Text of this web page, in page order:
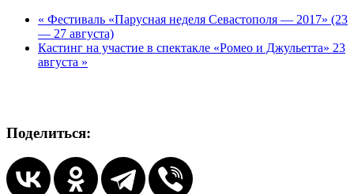
« Фестиваль «Парусная неделя Севастополя — 2017» (23
— 27 августа)
Кастинг на участие в спектакле «Ромео и Джульетта» 23
августа »
Поделиться: